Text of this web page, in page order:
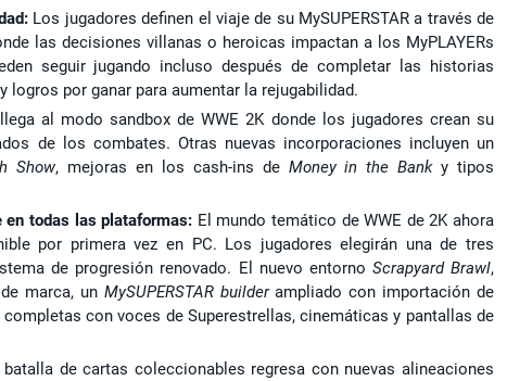
Los jugadores definen el viaje de su MySUPERSTAR a través de
las decisiones villanas o heroicas impactan a los MyPLAYERs
seguir jugando incluso después de completar las historias
por ganar para aumentar la rejugabilidad.
al modo sandbox de WWE 2K donde los jugadores crean su
de los combates. Otras nuevas incorporaciones incluyen un
Show, mejoras en los cash-ins de Money in the Banky tipos
en todas las plataformas: El mundo temático de WWE de 2K ahora
por primera vez en PC. Los jugadores elegirán una de tres
de progresión renovado. El nuevo entorno Scrapyard Brawl,
marca, un MySUPERSTAR builderampliado con importación de
con voces de Superestrellas, cinemáticas y pantallas de
de cartas coleccionables regresa con nuevas alineaciones